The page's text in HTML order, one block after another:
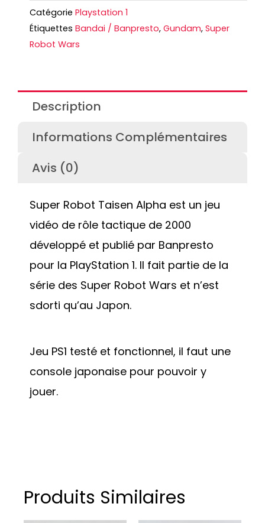
Catégorie Playstation 1
Étiquettes Bandai / Banpresto, Gundam, Super
Robot Wars
Description
Informations Complémentaires
Avis (0)
Super Robot Taisen Alpha est un jeu
vidéo de rôle tactique de 2000
développé et publié par Banpresto
pour la PlayStation 1. Il fait partie de la
série des Super Robot Wars et n’est
sdorti qu’au Japon.
Jeu PS1 testé et fonctionnel, il faut une
console japonaise pour pouvoir y
jouer.
Produits Similaires